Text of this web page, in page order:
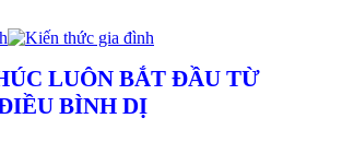
LUÔN BẮT ĐẦU TỪ
BÌNH DỊ